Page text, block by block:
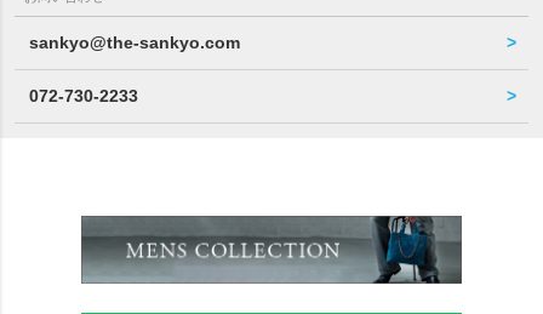
sankyo@the-sankyo.com
072-730-2233